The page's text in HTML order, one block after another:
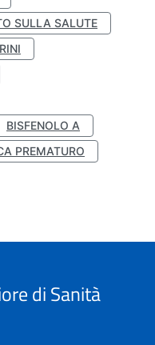
SULLA SALUTE
BISFENOLO A
PREMATURO
di Sanità